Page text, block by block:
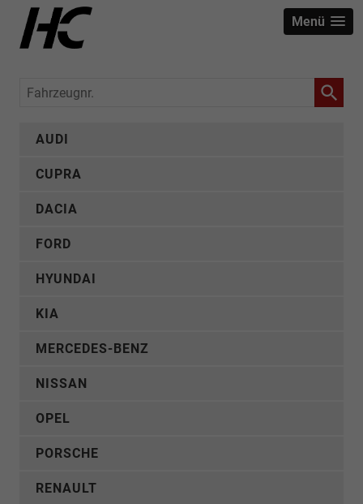
Menü
Fahrzeugnr.
AUDI
CUPRA
DACIA
FORD
HYUNDAI
KIA
MERCEDES-BENZ
NISSAN
OPEL
PORSCHE
RENAULT